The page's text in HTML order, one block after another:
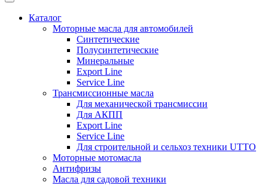
Каталог
Моторные масла для автомобилей
Синтетические
Полусинтетические
Минеральные
Export Line
Service Line
Трансмиссионные масла
Для механической трансмиссии
Для АКПП
Export Line
Service Line
Для строительной и сельхоз техники UTTO
Моторные мотомасла
Антифризы
Масла для садовой техники